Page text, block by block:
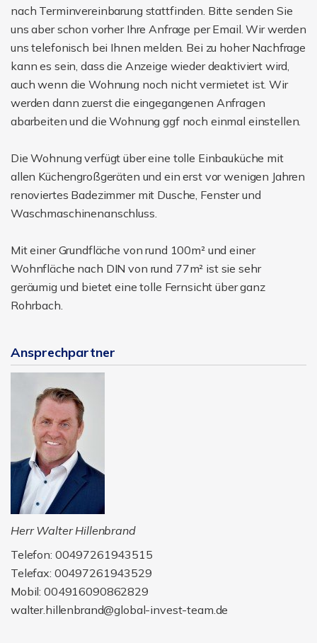
nach Terminvereinbarung stattfinden. Bitte senden Sie
uns aber schon vorher Ihre Anfrage per Email. Wir werden
uns telefonisch bei Ihnen melden. Bei zu hoher Nachfrage
kann es sein, dass die Anzeige wieder deaktiviert wird,
auch wenn die Wohnung noch nicht vermietet ist. Wir
werden dann zuerst die eingegangenen Anfragen
abarbeiten und die Wohnung ggf noch einmal einstellen.
Die Wohnung verfügt über eine tolle Einbauküche mit
allen Küchengroßgeräten und ein erst vor wenigen Jahren
renoviertes Badezimmer mit Dusche, Fenster und
Waschmaschinenanschluss.
Mit einer Grundfläche von rund 100m² und einer
Wohnfläche nach DIN von rund 77m² ist sie sehr
geräumig und bietet eine tolle Fernsicht über ganz
Rohrbach.
Ansprechpartner
Herr Walter Hillenbrand
Telefon: 00497261943515
Telefax: 00497261943529
Mobil: 004916090862829
walter.hillenbrand@global-invest-team.de